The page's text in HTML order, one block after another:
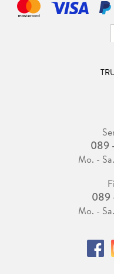
089
Mo. -
089
Mo. -